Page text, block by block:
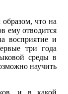
что на
ему отводится
восприятие и
три года
среды в
научить
и в какой